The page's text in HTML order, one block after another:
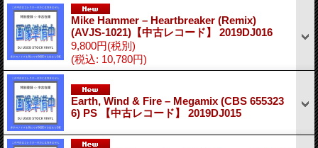
Mike Hammer – Heartbreaker (Remix)
(AVJS-1021)【中古レコード】 2019DJ016
9,800円(税別)
(税込: 10,780円)
Earth, Wind & Fire – Megamix (CBS 655323
6) PS 【中古レコード】 2019DJ015